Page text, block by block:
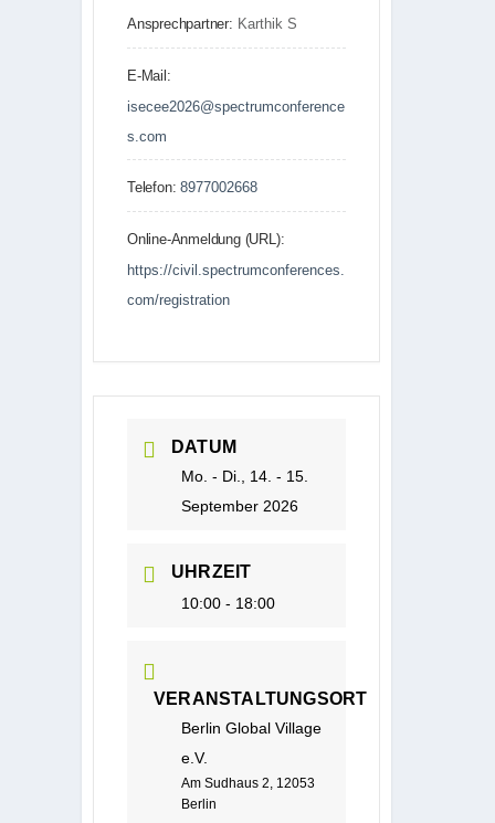
Ansprechpartner: Karthik S
E-Mail:
isecee2026@spectrumconference
s.com
Telefon:8977002668
Online-Anmeldung (URL):
https://civil.spectrumconferences.
com/registration
DATUM
Mo. - Di., 14. - 15.
September 2026
UHRZEIT
10:00 - 18:00
VERANSTALTUNGSORT
Berlin Global Village
e.V.
Am Sudhaus 2, 12053
Berlin